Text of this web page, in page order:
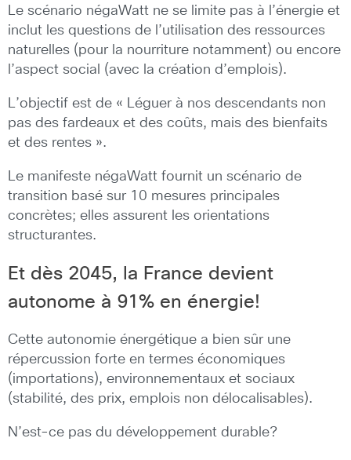
Le scénario négaWatt ne se limite pas à l’énergie et
inclut les questions de l’utilisation des ressources
naturelles (pour la nourriture notamment) ou encore
l’aspect social (avec la création d’emplois).
L’objectif est de « Léguer à nos descendants non
pas des fardeaux et des coûts, mais des bienfaits
et des rentes ».
Le manifeste négaWatt fournit un scénario de
transition basé sur 10 mesures principales
concrètes; elles assurent les orientations
structurantes.
Et dès 2045, la France devient
autonome à 91% en énergie!
Cette autonomie énergétique a bien sûr une
répercussion forte en termes économiques
(importations), environnementaux et sociaux
(stabilité, des prix, emplois non délocalisables).
N’est-ce pas du développement durable?